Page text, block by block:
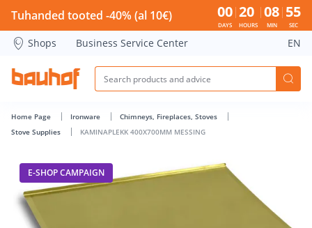
KAMINAPLEKK 400X700MM MESSING - Bauhof has loaded
Tuhanded tooted -40% (al 10€) 00
DAYS
20
HOURS
08
MIN
55
SEC
Shops Business Service Center EN
Home Page Ironware
Chimneys, Fireplaces, Stoves
Stove Supplies
KAMINAPLEKK 400X700MM MESSING
E-SHOP CAMPAIGN